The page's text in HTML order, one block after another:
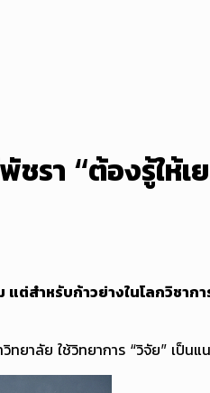
า “ต้องรู้ให้เ
สำหรับก้าวย่างในโลกวิชาก
าลัย ใช้วิทยาการ “วิจัย” เป็นแน